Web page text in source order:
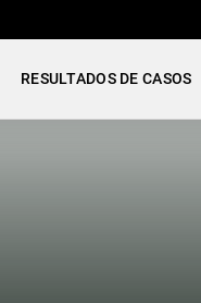
RESULTADOS DE CASOS